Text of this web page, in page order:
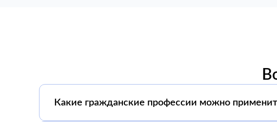
Какие гражданские профессии можно